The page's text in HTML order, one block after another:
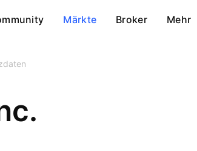
Märkte Broker Mehr